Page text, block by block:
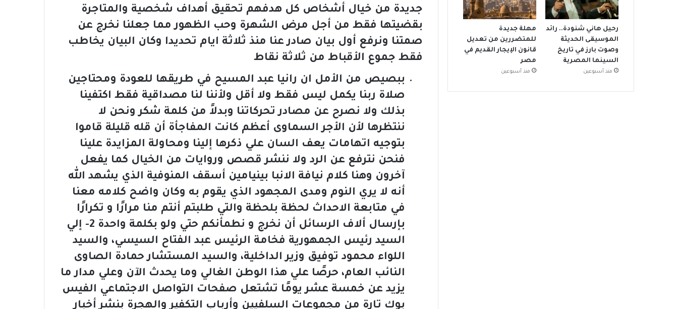
جديدة من خيال أشخاص كل هدفهم تحقيق أهداف شخصية والمتاجرة
بقضيتها فقط من أجل مرض الشهرة وحب الظهور مما جعلنا نخرج عن
صمتنا ونرفع أول بيان صادر عنا منذ ثلاثة ايام تحديدا وكان البيان يخاطب
فقط جموع الأقباط من ثلاثة نقاط
ببصيص من الأمل ان رانيا عبد المسيح في طريقها للعودة ومحتاجين
صلاة ربنا يكمل ليس فقط ولا أقل ولأننا لنا مصداقية فقط اكتفينا
بذلك ولا نصرح عن مصادر تحركاتنا وبدلاً من كلمة شكر ونحن لا
ننتظرها لأن الأجر السماوى أعظم كانت المفاجأة أن قله قليلة قاموا
بتوجيه اتهامات يعف السان علي ذكرها إلينا ومحاولة المزايدة علينا
فنحن نترفع عن الرد ولا ننشر قصص وروايات من الخيال كما يفعل
آخرون وهنا كلام نيافة الانبا بينيامين أسقف المنوفية الذي يشهد الله
أنه لا يري النوم ومدى المجهود الذي يقوم به وكان واضح كلامه معنا
في متابعة الاحداث لحظة بلحظة والتي طلبتم أنتم منا مرارًا و تكرارًا
بإرسال ألاف الرسائل أن نخرج و نطمأنكم حتي ولو بكلمة واحدة 2- إلي
السيد رئيس الجمهورية فخامة الرئيس عبد الفتاح السيسي، والسيد
اللواء محمود توفيق وزير الداخلية، والسيد المستشار حمادة الصاوى
النائب العام، حرصًا علي هذا الوطن الغالي وما يحدث الآن وعلي مدار ما
يزيد عن خمسة عشر يومًا تشتعل صفحات التواصل الاجتماعي الفيس
بوك تارة من مجموعات السلفيين وأرباب التكفير والهجرة بنشر أخبار
رحيل هاني شنودة.. رائد
الموسيقى الحديثة
وصوت بارز في تاريخ
السينما المصرية
منذ أسبوعين
مهلة جديدة
للمتضررين من تعديل
قانون الإيجار القديم في
مصر
منذ أسبوعين